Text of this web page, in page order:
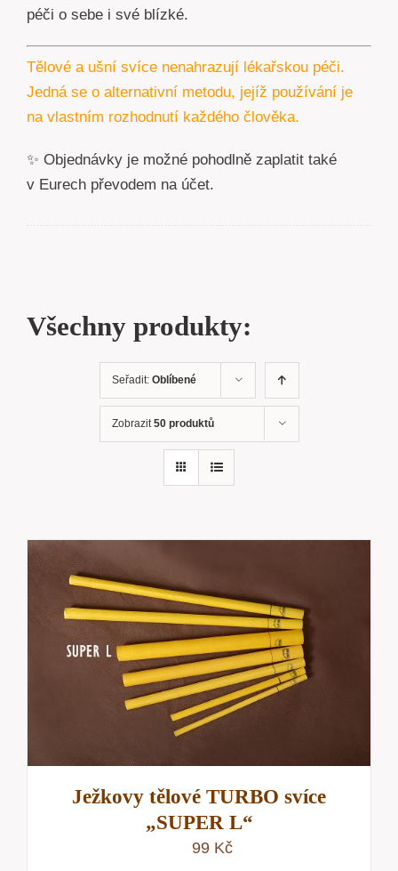
péči o sebe i své blízké.
Tělové a ušní svíce nenahrazují lékařskou péči.
Jedná se o alternativní metodu, jejíž používání je
na vlastním rozhodnutí každého člověka.
✨ Objednávky je možné pohodlně zaplatit také
v Eurech převodem na účet.
Všechny produkty:
Seřadit: Oblíbené
Zobrazit 50 produktů
Ježkovy tělové TURBO svíce
„SUPER L“
99 Kč